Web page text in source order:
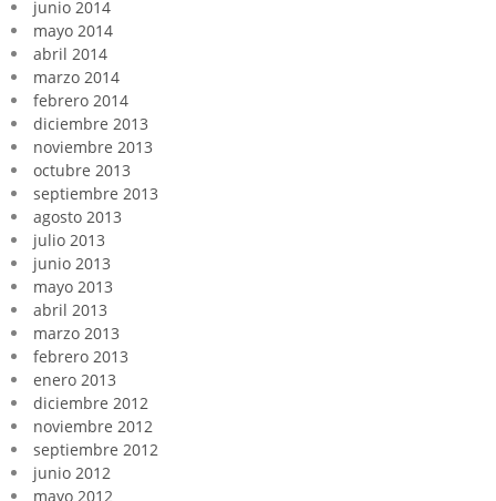
junio 2014
mayo 2014
abril 2014
marzo 2014
febrero 2014
diciembre 2013
noviembre 2013
octubre 2013
septiembre 2013
agosto 2013
julio 2013
junio 2013
mayo 2013
abril 2013
marzo 2013
febrero 2013
enero 2013
diciembre 2012
noviembre 2012
septiembre 2012
junio 2012
mayo 2012